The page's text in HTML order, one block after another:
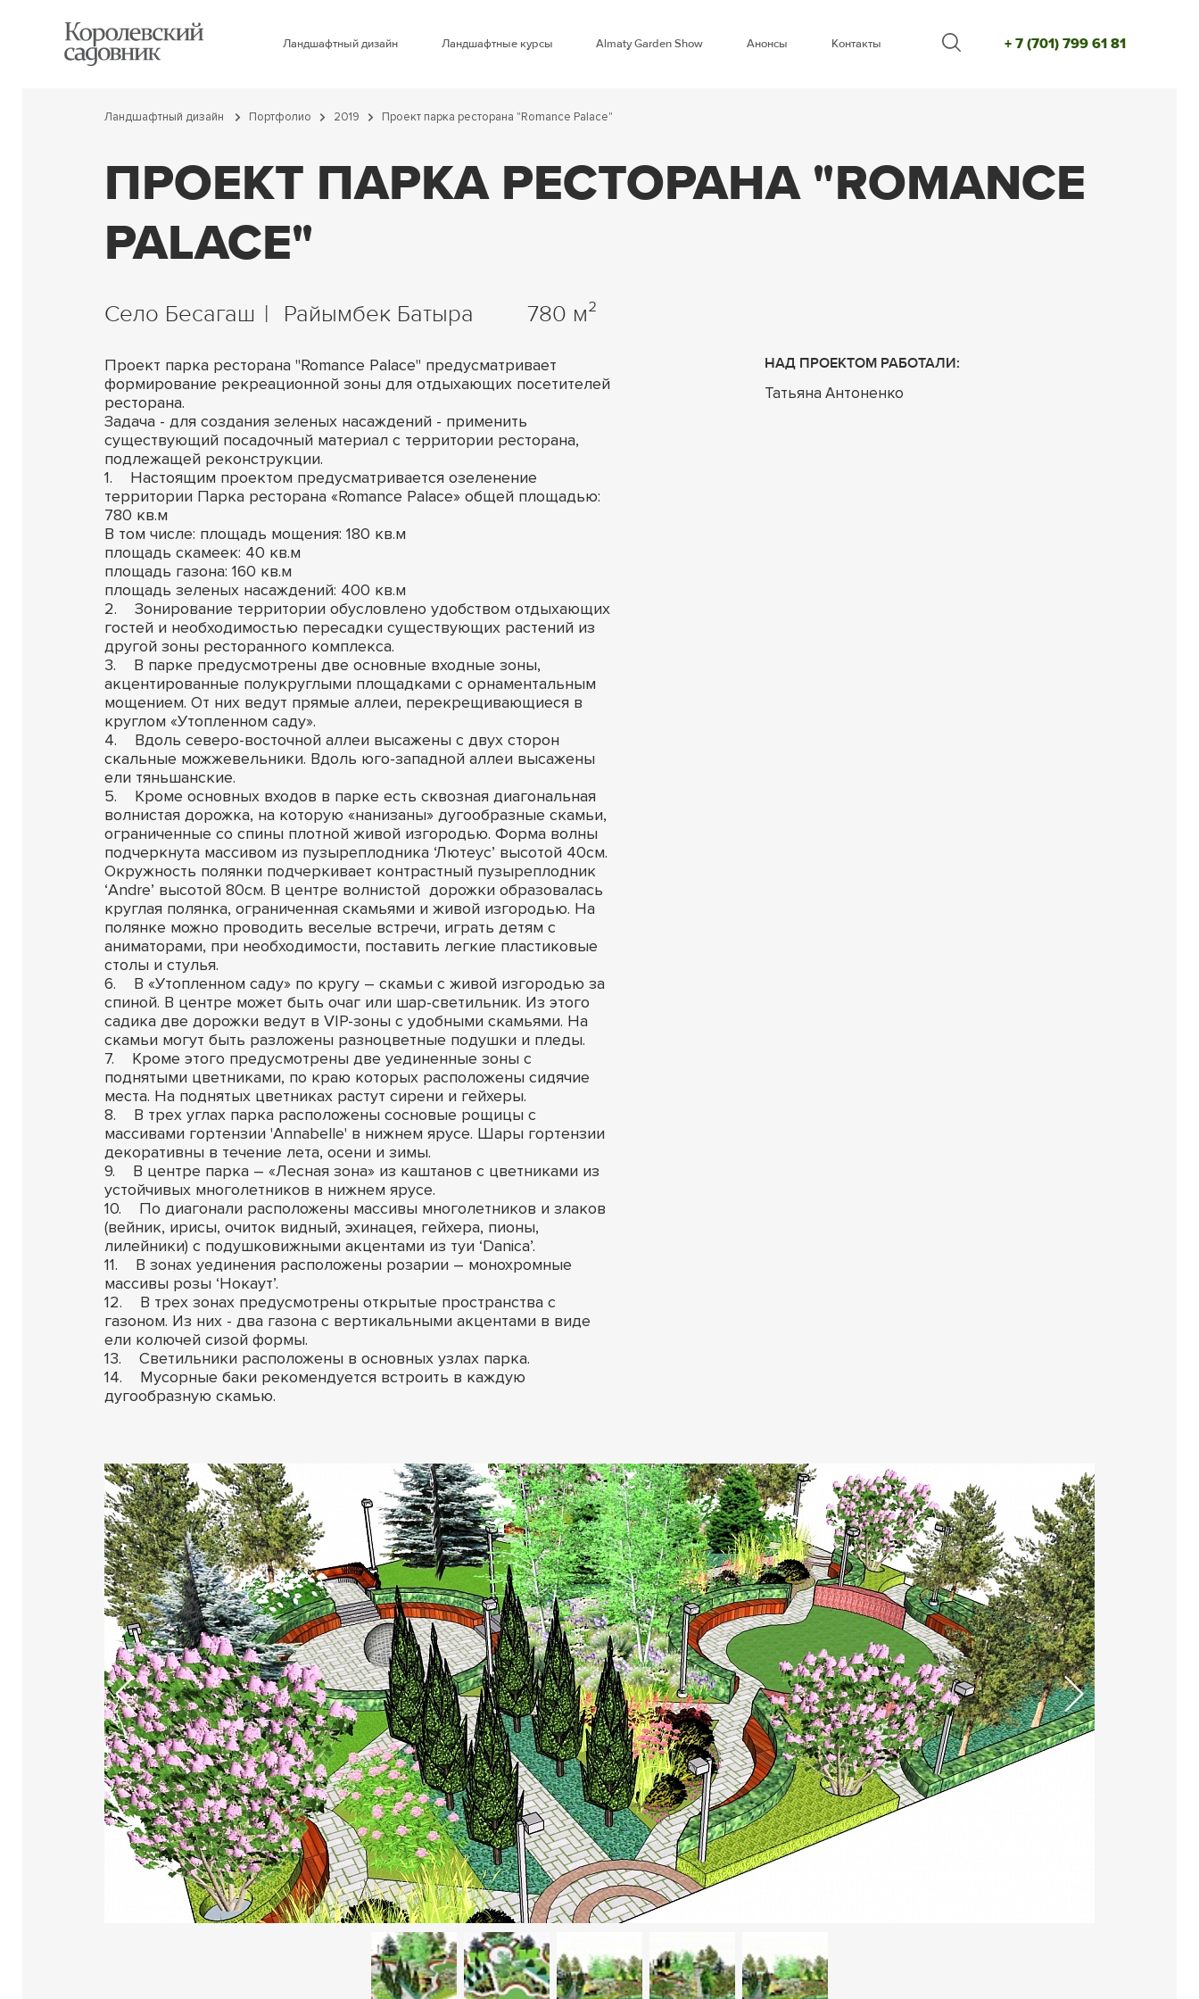
Ландшафтный дизайн Ландшафтные курсы Almaty Garden Show Анонсы Контакты + 7 (701) 799 61 81
Ландшафтный дизайн Портфолио 2019 Проект парка ресторана "Romance Palace"
ПРОЕКТ ПАРКА РЕСТОРАНА "ROMANCE
PALACE"
Село Бесагаш Райымбек Батыра 780
Проект парка ресторана "Romance Palace" предусматривает
формирование рекреационной зоны для отдыхающих посетителей
ресторана.
Задача - для создания зеленых насаждений - применить
существующий посадочный материал с территории ресторана,
подлежащей реконструкции.
1. Настоящим проектом предусматривается озеленение
территории Парка ресторана «Romance Palace» общей площадью:
780 кв.м
В том числе: площадь мощения: 180 кв.м
площадь скамеек: 40 кв.м
площадь газона: 160 кв.м
площадь зеленых насаждений: 400 кв.м
2. Зонирование территории обусловлено удобством отдыхающих
гостей и необходимостью пересадки существующих растений из
другой зоны ресторанного комплекса.
3. В парке предусмотрены две основные входные зоны,
акцентированные полукруглыми площадками с орнаментальным
мощением. От них ведут прямые аллеи, перекрещивающиеся в
круглом «Утопленном саду».
4. Вдоль северо-восточной аллеи высажены с двух сторон
скальные можжевельники. Вдоль юго-западной аллеи высажены
ели тяньшанские.
5. Кроме основных входов в парке есть сквозная диагональная
волнистая дорожка, на которую «нанизаны» дугообразные скамьи,
ограниченные со спины плотной живой изгородью. Форма волны
подчеркнута массивом из пузыреплодника ‘Лютеус’ высотой 40см.
Окружность полянки подчеркивает контрастный пузыреплодник
‘Andre’ высотой 80см. В центре волнистой дорожки образовалась
круглая полянка, ограниченная скамьями и живой изгородью. На
полянке можно проводить веселые встречи, играть детям с
аниматорами, при необходимости, поставить легкие пластиковые
столы и стулья.
6. В «Утопленном саду» по кругу – скамьи с живой изгородью за
спиной. В центре может быть очаг или шар-светильник. Из этого
садика две дорожки ведут в VIP-зоны с удобными скамьями. На
скамьи могут быть разложены разноцветные подушки и пледы.
7. Кроме этого предусмотрены две уединенные зоны с
поднятыми цветниками, по краю которых расположены сидячие
места. На поднятых цветниках растут сирени и гейхеры.
8. В трех углах парка расположены сосновые рощицы с
массивами гортензии 'Annabelle' в нижнем ярусе. Шары гортензии
декоративны в течение лета, осени и зимы.
9. В центре парка – «Лесная зона» из каштанов с цветниками из
устойчивых многолетников в нижнем ярусе.
10. По диагонали расположены массивы многолетников и злаков
(вейник, ирисы, очиток видный, эхинацея, гейхера, пионы,
лилейники) с подушковижными акцентами из туи ‘Danica’.
11. В зонах уединения расположены розарии – монохромные
массивы розы ‘Нокаут’.
12. В трех зонах предусмотрены открытые пространства с
газоном. Из них - два газона с вертикальными акцентами в виде
ели колючей сизой формы.
13. Светильники расположены в основных узлах парка.
14. Мусорные баки рекомендуется встроить в каждую
дугообразную скамью.
НАД ПРОЕКТОМ РАБОТАЛИ:
Татьяна Антоненко